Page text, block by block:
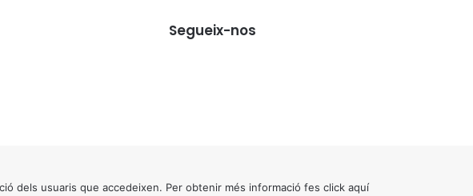
Segueix-nos
dels usuaris que accedeixen. Per obtenir més informació fes click aquí